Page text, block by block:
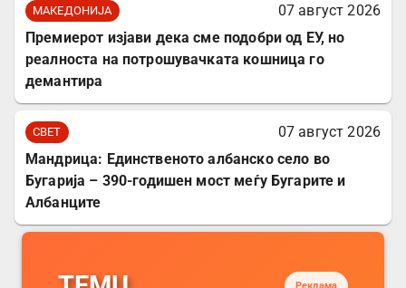
МАКЕДОНИЈА
07 август 2026
Премиерот изјави дека сме подобри од ЕУ, но
реалноста на потрошувачката кошница го
демантира
СВЕТ
07 август 2026
Мандрица: Единственото албанско село во
Бугарија – 390-годишен мост меѓу Бугарите и
Албанците
Реклама